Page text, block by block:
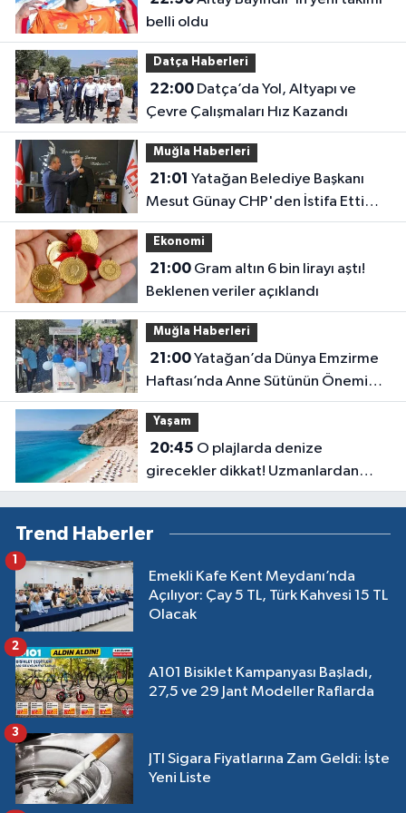
belli oldu
Datça Haberleri
22:00Datça’da Yol, Altyapı ve
Çevre Çalışmaları Hız Kazandı
Muğla Haberleri
21:01
Mesut Günay CHP'den İstifa Etti
Yeni Parti'ye Katıldı
Ekonomi
21:00Gram altın 6 bin lirayı aştı!
Beklenen veriler açıklandı
Muğla Haberleri
21:00Yatağan’da Dünya Emzirme
Haftası’nda Anne Sütünün Önemi
Anlatıldı
Yaşam
20:45
girecekler dikkat! Uzmanlardan
kirlilik uyarısı geldi
Trend Haberler
Emekli Kafe Kent Meydanı’nda
Açılıyor: Çay 5 TL, Türk Kahvesi 15 TL
Olacak
1
A101 Bisiklet Kampanyası Başladı,
27,5 ve 29 Jant Modeller Raflarda
2
JTI Sigara Fiyatlarına Zam Geldi: İşte
Yeni Liste
3